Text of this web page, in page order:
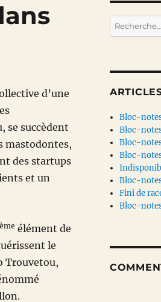
d’une
se succèdent
mastodontes,
des startups
et un
ème élément de
le
Trouvetou,
Recherche
pour :
Bloc-
Bloc-
Bloc-
Bloc-
Bloc-
Fini de
Bloc-